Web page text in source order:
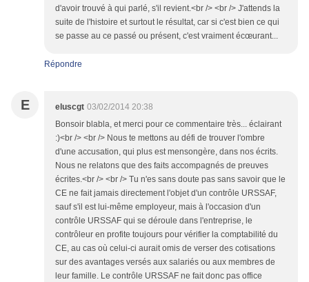
d'avoir trouvé à qui parlé, s'il revient.<br /> <br /> J'attends la
suite de l'histoire et surtout le résultat, car si c'est bien ce qui
se passe au ce passé ou présent, c'est vraiment écœurant...
Répondre
E eluscgt 03/02/2014 20:38
Bonsoir blabla, et merci pour ce commentaire très... éclairant
:)<br /> <br /> Nous te mettons au défi de trouver l'ombre
d'une accusation, qui plus est mensongère, dans nos écrits.
Nous ne relatons que des faits accompagnés de preuves
écrites.<br /> <br /> Tu n'es sans doute pas sans savoir que le
CE ne fait jamais directement l'objet d'un contrôle URSSAF,
sauf s'il est lui-même employeur, mais à l'occasion d'un
contrôle URSSAF qui se déroule dans l'entreprise, le
contrôleur en profite toujours pour vérifier la comptabilité du
CE, au cas où celui-ci aurait omis de verser des cotisations
sur des avantages versés aux salariés ou aux membres de
leur famille. Le contrôle URSSAF ne fait donc pas office